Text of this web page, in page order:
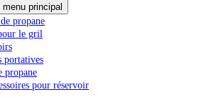
menu principal
propane
le gril
portatives
propane
pour réservoir